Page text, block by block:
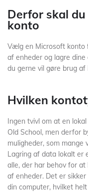
Derfor skal
konto
Vælg en Microsoft konto
af enheder og lagre
du gerne vil gøre brug
Hvilken
Ingen tvivl om at en
Old School, men derfor
muligheder, som mange
Lagring af data lokalt er
alle, der har behov for
af enheder. Det er
din computer, hvilket